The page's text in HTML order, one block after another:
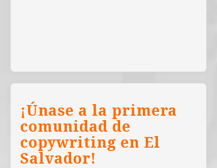
¡Únase a la primera
comunidad de
copywriting en El
Salvador!